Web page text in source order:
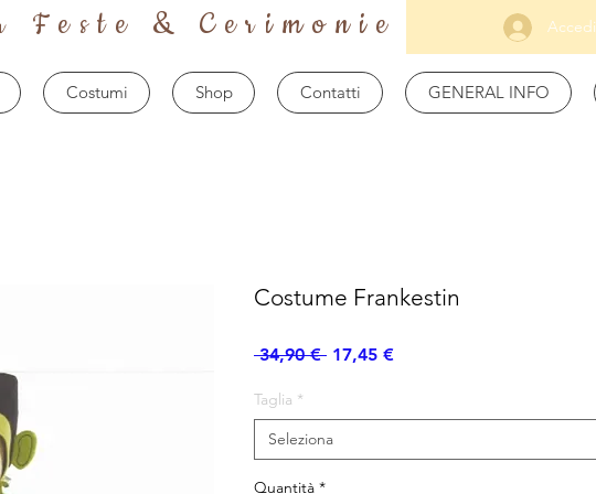
Feste & Cerimonie Accedi
Costumi Shop Contatti GENERAL INFO
Costume Frankestin
34,90 € Prezzo
17,45 €Prezzo
Taglia *
Seleziona
Quantità *